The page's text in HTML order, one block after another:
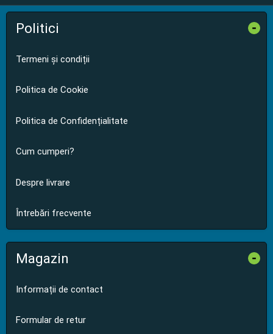
Politici -
Termeni și condiții
Politica de Cookie
Politica de Confidențialitate
Cum cumperi?
Despre livrare
Întrebări frecvente
Magazin -
Informații de contact
Formular de retur